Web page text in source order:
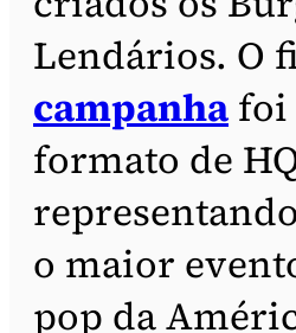
Lendários. O
campanhafoi
formato de
o maior
pop da